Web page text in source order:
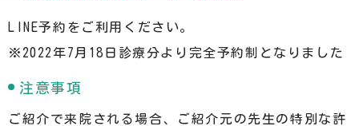
LINE予約をご利用ください。
※2022年7月18日診療分より完全予約制となりました
注意事項
ご紹介で来院される場合、ご紹介元の先生の特別な許